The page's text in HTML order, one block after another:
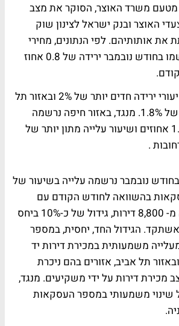
מטעם משרד האוצר, הסוקר את מצב
האוצר ובנק ישראל לצינון שוק
את אותותיהם. לפי הנתונים, מחירי
הדירות החדשות רשמו בחודש נובמבר ירידה של 0.8 אחוז
בירושלים נרשמו שיעורי ירידה חדים יותר של 2% ובאזור תל
אביב נרשמה ירידה של 1.8%. מנגד, באזור חיפה נרשמה
עלית מחירים של 1.3 אחוזים ושיעור עלייה מתון יותר של
נובמבר נרשמה עלייה בשיעור של
העסקאות בהשוואה לחודש הקודם עם
רכישות של למעלה מ- 8,800 דירות, גידול של כ-10% ביחס
הגידול החד, יחסית, במספר
משמעותית במכירת דירות יד
תל אביב, אזורים בהם ניכרת
מכירת דירות על ידי משקיעים. מנגד,
שינוי משמעותי במספר העסקאות